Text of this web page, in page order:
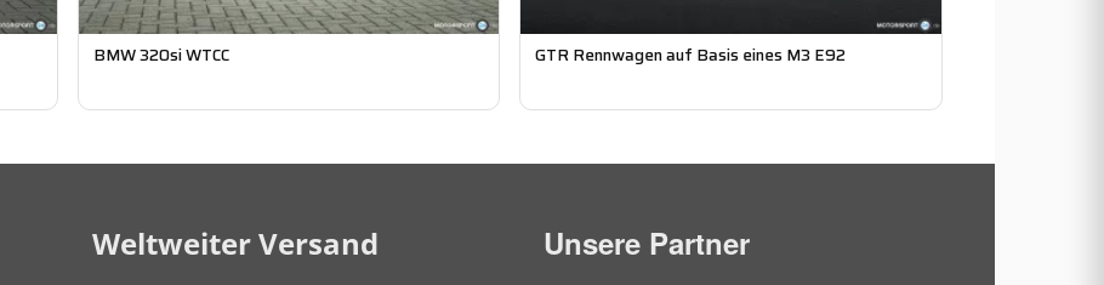
BMW 320si WTCC GTR Rennwagen auf Basis eines M3 E92
Weltweiter Versand Unsere Partner